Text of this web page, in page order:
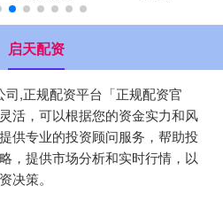
启天配资
司,正规配资平台「正规配资官
活，可以根据您的资金实力和风
供专业的投资顾问服务，帮助投
，提供市场分析和实时行情，以
决策。